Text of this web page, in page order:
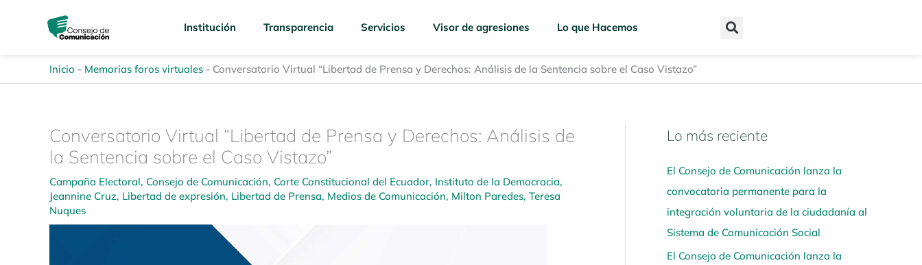
Institución Transparencia Servicios Visor de agresiones Lo que Hacemos
Inicio - Memorias foros virtuales - Conversatorio Virtual “Libertad de Prensa y Derechos: Análisis de la Sentencia sobre el Caso Vistazo”
Conversatorio Virtual “Libertad de Prensa y Derechos: Análisis de
la Sentencia sobre el Caso Vistazo”
Campaña Electoral, Consejo de Comunicación, Corte Constitucional del Ecuador, Instituto de la Democracia,
Jeannine Cruz, Libertad de expresión, Libertad de Prensa, Medios de Comunicación, Milton Paredes, Teresa
Nuques
Lo más reciente
El Consejo de Comunicación lanza la
convocatoria permanente para la
integración voluntaria de la ciudadanía al
Sistema de Comunicación Social
El Consejo de Comunicación lanza la
N
v
e
g
a
a